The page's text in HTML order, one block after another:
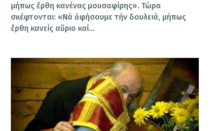
μήπως ἔρθη κανένας μουσαφίρης». Τώρα
σκέφτονται: «Νά ἀφήσουμε τήν δουλειά, μήπως
ἔρθη κανείς αὔριο καί…